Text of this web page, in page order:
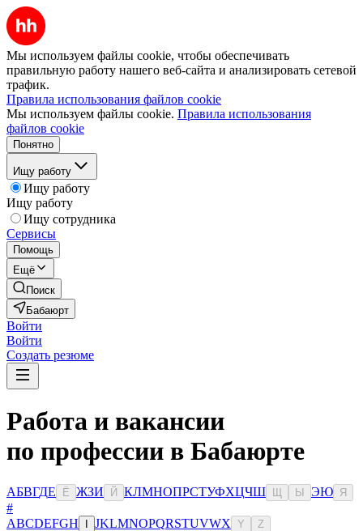
Мы используем файлы cookie, чтобы обеспечивать
правильную работу нашего веб-сайта и анализировать сетевой
трафик.
Правила использования файлов cookie
Мы используем файлы cookie. Правила использования
файлов cookie
Понятно
Ищу работу
Ищу работу
Ищу работу
Ищу сотрудника
Сервисы
Помощь
Ещё
Поиск
Бабаюрт
Войти
Войти
Создать резюме
Работа и вакансии
по профессии в Бабаюрте
АБВГДЕ Ё ЖЗИ Й КЛМНОПРСТУФХЦЧШ Ы ЭЮ Я
#
ABCDEFGH JKLMNOPQRSTUVWX Y Z